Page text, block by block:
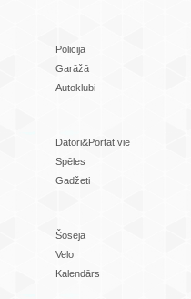
Policija
Garāžā
Autoklubi
Datori&Portatīvie
Spēles
Gadžeti
Šoseja
Velo
Kalendārs